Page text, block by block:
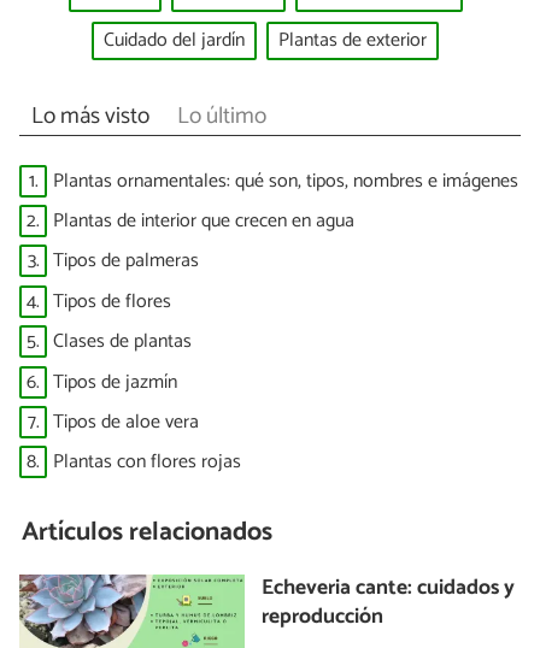
Cuidado del jardín
Plantas de exterior
Lo más visto Lo último
1. Plantas ornamentales: qué son, tipos, nombres e imágenes
2. Plantas de interior que crecen en agua
3. Tipos de palmeras
4. Tipos de flores
5. Clases de plantas
6. Tipos de jazmín
7. Tipos de aloe vera
8. Plantas con flores rojas
Artículos relacionados
Echeveria cante: cuidados y
reproducción